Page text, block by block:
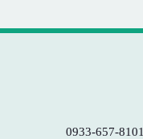
0933-657-8101